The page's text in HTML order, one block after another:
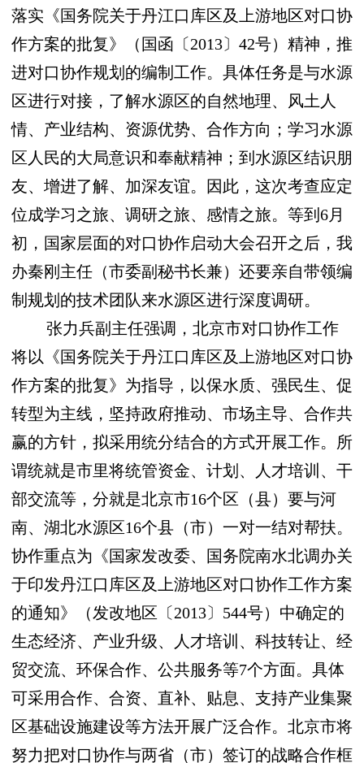
落实《国务院关于丹江口库区及上游地区对口协
作方案的批复》（国函〔2013〕42号）精神，推
进对口协作规划的编制工作。具体任务是与水源
区进行对接，了解水源区的自然地理、风土人
情、产业结构、资源优势、合作方向；学习水源
区人民的大局意识和奉献精神；到水源区结识朋
友、增进了解、加深友谊。因此，这次考查应定
位成学习之旅、调研之旅、感情之旅。等到6月
初，国家层面的对口协作启动大会召开之后，我
办秦刚主任（市委副秘书长兼）还要亲自带领编
制规划的技术团队来水源区进行深度调研。
张力兵副主任强调，北京市对口协作工作
将以《国务院关于丹江口库区及上游地区对口协
作方案的批复》为指导，以保水质、强民生、促
转型为主线，坚持政府推动、市场主导、合作共
赢的方针，拟采用统分结合的方式开展工作。所
谓统就是市里将统管资金、计划、人才培训、干
部交流等，分就是北京市16个区（县）要与河
南、湖北水源区16个县（市）一对一结对帮扶。
协作重点为《国家发改委、国务院南水北调办关
于印发丹江口库区及上游地区对口协作工作方案
的通知》（发改地区〔2013〕544号）中确定的
生态经济、产业升级、人才培训、科技转让、经
贸交流、环保合作、公共服务等7个方面。具体
可采用合作、合资、直补、贴息、支持产业集聚
区基础设施建设等方法开展广泛合作。北京市将
努力把对口协作与两省（市）签订的战略合作框